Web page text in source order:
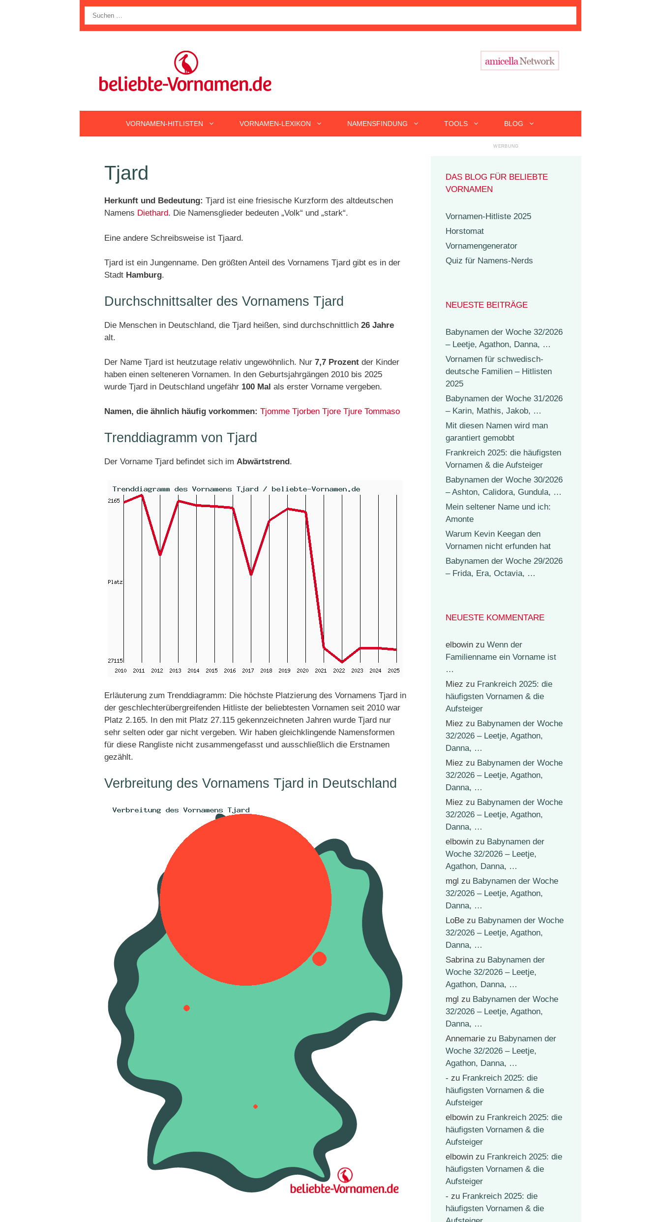
nach:
VORNAMEN-HITLISTEN VORNAMEN-LEXIKON NAMENSFINDUNG TOOLS BLOG
Tjard
Herkunft und Bedeutung: Tjard ist eine friesische Kurzform des altdeutschen
Namens Diethard. Die Namensglieder bedeuten „Volk“ und „stark“.
Eine andere Schreibsweise ist Tjaard.
Tjard ist ein Jungenname. Den größten Anteil des Vornamens Tjard gibt es in der
Stadt Hamburg.
Durchschnittsalter des Vornamens Tjard
Die Menschen in Deutschland, die Tjard heißen, sind durchschnittlich 26 Jahre
alt.
Der Name Tjard ist heutzutage relativ ungewöhnlich. Nur 7,7 Prozent der Kinder
haben einen selteneren Vornamen. In den Geburtsjahrgängen 2010 bis 2025
wurde Tjard in Deutschland ungefähr 100 Mal als erster Vorname vergeben.
Namen, die ähnlich häufig vorkommen: Tjomme Tjorben Tjore Tjure Tommaso
Trenddiagramm von Tjard
Der Vorname Tjard befindet sich im Abwärtstrend.
Erläuterung zum Trenddiagramm: Die höchste Platzierung des Vornamens Tjard in
der geschlechterübergreifenden Hitliste der beliebtesten Vornamen seit 2010 war
Platz 2.165. In den mit Platz 27.115 gekennzeichneten Jahren wurde Tjard nur
sehr selten oder gar nicht vergeben. Wir haben gleichklingende Namensformen
für diese Rangliste nicht zusammengefasst und ausschließlich die Erstnamen
gezählt.
Verbreitung des Vornamens Tjard in Deutschland
DAS BLOG FÜR BELIEBTE
VORNAMEN
Vornamen-Hitliste 2025
Horstomat
Vornamengenerator
Quiz für Namens-Nerds
NEUESTE BEITRÄGE
Babynamen der Woche 32/2026
– Leetje, Agathon, Danna, …
Vornamen für schwedisch-
deutsche Familien – Hitlisten
2025
Babynamen der Woche 31/2026
– Karin, Mathis, Jakob, …
Mit diesen Namen wird man
garantiert gemobbt
Frankreich 2025: die häufigsten
Vornamen & die Aufsteiger
Babynamen der Woche 30/2026
– Ashton, Calidora, Gundula, …
Mein seltener Name und ich:
Amonte
Warum Kevin Keegan den
Vornamen nicht erfunden hat
Babynamen der Woche 29/2026
– Frida, Era, Octavia, …
NEUESTE KOMMENTARE
elbowin zu Wenn der
Familienname ein Vorname ist
…
Miez zu Frankreich 2025: die
häufigsten Vornamen & die
Aufsteiger
Miez zu Babynamen der Woche
32/2026 – Leetje, Agathon,
Danna, …
Miez zu Babynamen der Woche
32/2026 – Leetje, Agathon,
Danna, …
Miez zu Babynamen der Woche
32/2026 – Leetje, Agathon,
Danna, …
elbowin zu Babynamen der
Woche 32/2026 – Leetje,
Agathon, Danna, …
mgl zu Babynamen der Woche
32/2026 – Leetje, Agathon,
Danna, …
LoBe zu Babynamen der Woche
32/2026 – Leetje, Agathon,
Danna, …
Sabrinazu Babynamen der
Woche 32/2026 – Leetje,
Agathon, Danna, …
mgl zu Babynamen der Woche
32/2026 – Leetje, Agathon,
Danna, …
Annemarie zu Babynamen der
Woche 32/2026 – Leetje,
Agathon, Danna, …
- zu Frankreich 2025: die
häufigsten Vornamen & die
Aufsteiger
elbowin zu Frankreich 2025: die
häufigsten Vornamen & die
Aufsteiger
elbowin zu Frankreich 2025: die
häufigsten Vornamen & die
Aufsteiger
- zu Frankreich 2025: die
häufigsten Vornamen & die